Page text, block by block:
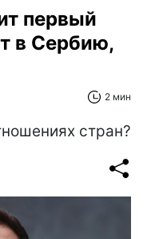
первый
в Сербию,
2 мин
стран?